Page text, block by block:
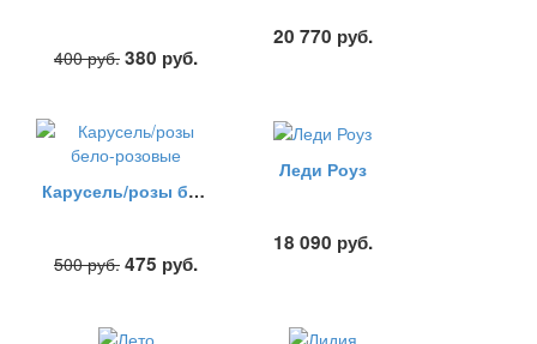
400руб. 380 руб.
20 770 руб.
Карусель/розы бело-розовые
500руб. 475 руб.
Леди Роуз
18 090 руб.